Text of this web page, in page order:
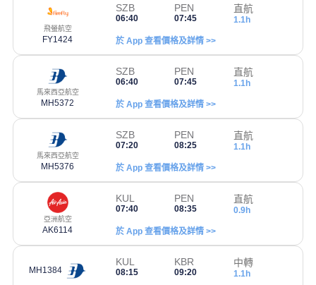
飛螢航空
FY1424
SZB
06:40
PEN
07:45
直航
1.1h
於 App 查看價格及詳情 >>
馬來西亞航空
MH5372
SZB
06:40
PEN
07:45
直航
1.1h
於 App 查看價格及詳情 >>
馬來西亞航空
MH5376
SZB
07:20
PEN
08:25
直航
1.1h
於 App 查看價格及詳情 >>
亞洲航空
AK6114
KUL
07:40
PEN
08:35
直航
0.9h
於 App 查看價格及詳情 >>
MH1384
KUL
08:15
KBR
09:20
中轉
1.1h